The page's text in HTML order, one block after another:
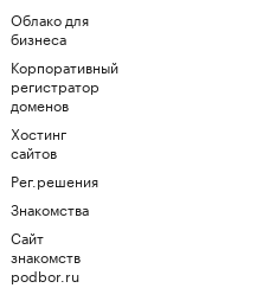
Облако для
бизнеса
Корпоративный
регистратор
доменов
Хостинг
сайтов
Рег.решения
Знакомства
Сайт
знакомств
podbor.ru